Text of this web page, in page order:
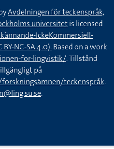
Avdelningen för teckenspråk,
universitetis licensed
IckeKommersiell-
NC-SA 4.0).Based on a work
for-lingvistik/. Tillstånd
på
teckenspråk.
.